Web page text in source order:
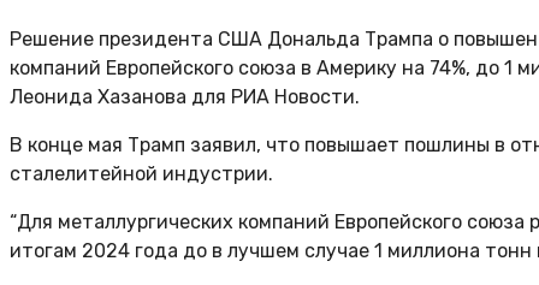
Решение президента США Дональда Трампа о
компаний Европейского союза в Америку на 74%, до 1
Леонида Хазанова для РИА Новости.
В конце мая Трамп заявил, что повышает пошлины в
сталелитейной индустрии.
“Для металлургических компаний Европейского
итогам 2024 года до в лучшем случае 1 миллиона